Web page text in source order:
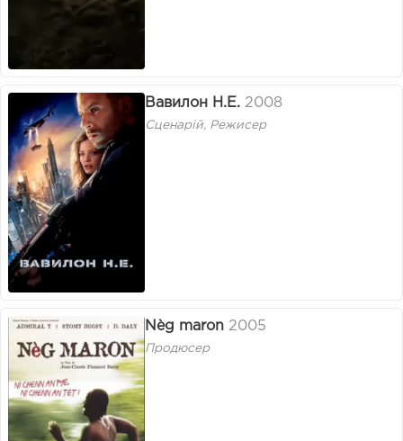
Вавилон Н.Е. 2008
Сценарій, Режисер
Nèg maron 2005
Продюсер